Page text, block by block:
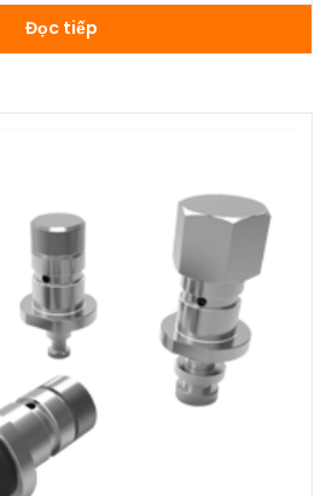
Đọc tiếp